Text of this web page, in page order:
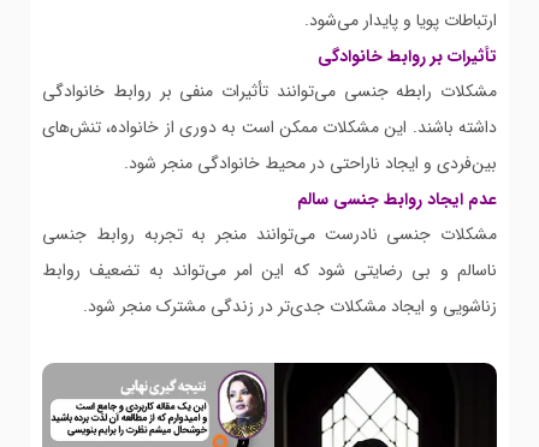
ارتباطات پویا و پایدار می‌شود.
تأثیرات بر روابط خانوادگی
مشکلات رابطه جنسی می‌توانند تأثیرات منفی بر روابط خانوادگی
داشته باشند. این مشکلات ممکن است به دوری از خانواده، تنش‌های
بین‌فردی و ایجاد ناراحتی در محیط خانوادگی منجر شود.
عدم ایجاد روابط جنسی سالم
مشکلات جنسی نادرست می‌توانند منجر به تجربه روابط جنسی
ناسالم و بی رضایتی شود که این امر می‌تواند به تضعیف روابط
زناشویی و ایجاد مشکلات جدی‌تر در زندگی مشترک منجر شود.